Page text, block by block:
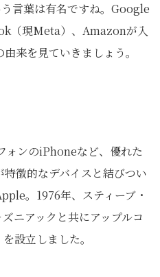
う言葉は有名ですね。Google
（現Meta）、Amazonが入
来を見ていきましょう。
ォンのiPhoneなど、優れた
徴的なデバイスと結びつい
。1976年、スティーブ・
ニアックと共にアップルコ
設立しました。